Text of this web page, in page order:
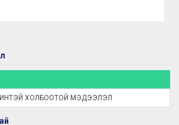
ХОЛБООТОЙ МЭДЭЭЛЭЛ